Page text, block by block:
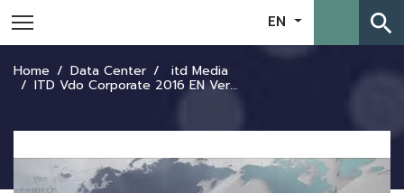
EN search
Home Data Center itd Media
ITD Vdo Corporate 2016 EN Version